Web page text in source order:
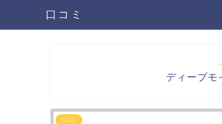
口コミ
ディープモ
口コミ